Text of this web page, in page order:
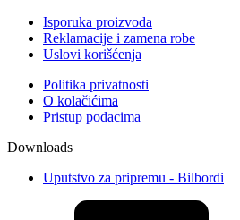
Isporuka proizvoda
Reklamacije i zamena robe
Uslovi korišćenja
Politika privatnosti
O kolačićima
Pristup podacima
Downloads
Uputstvo za pripremu - Bilbordi